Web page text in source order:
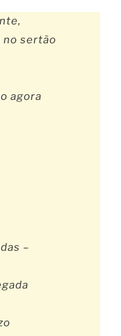
no sertão
agora
–